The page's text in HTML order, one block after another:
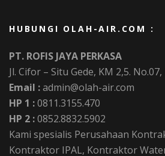
HUBUNGI OLAH-AIR.COM :
PT. ROFIS JAYA PERKASA
Jl. Cifor – Situ Gede, KM 2,5.
Email :admin@olah-air.com
HP 1 :0811.3155.470
HP 2 :0852.8832.5902
Kami spesialis Perusahaan
Kontraktor IPAL, Kontraktor